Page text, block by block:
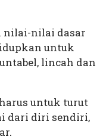
nilai-nilai dasar
untuk
lincah dan
untuk turut
dari diri sendiri,